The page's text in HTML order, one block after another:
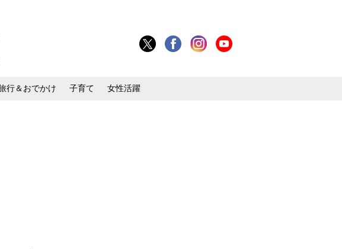
行＆おでかけ 子育て 女性活躍